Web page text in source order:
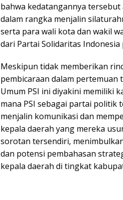
bahwa kedatangannya tersebut
dalam rangka menjalin
serta para wali kota dan wakil
dari Partai Solidaritas Indonesia
Meskipun tidak memberikan
pembicaraan dalam
Umum PSI ini diyakini memiliki
mana PSI sebagai partai politik
menjalin komunikasi dan
kepala daerah yang mereka
sorotan tersendiri,
dan potensi pembahasan
kepala daerah di tingkat